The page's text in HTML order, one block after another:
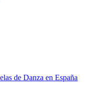
de Danza en España